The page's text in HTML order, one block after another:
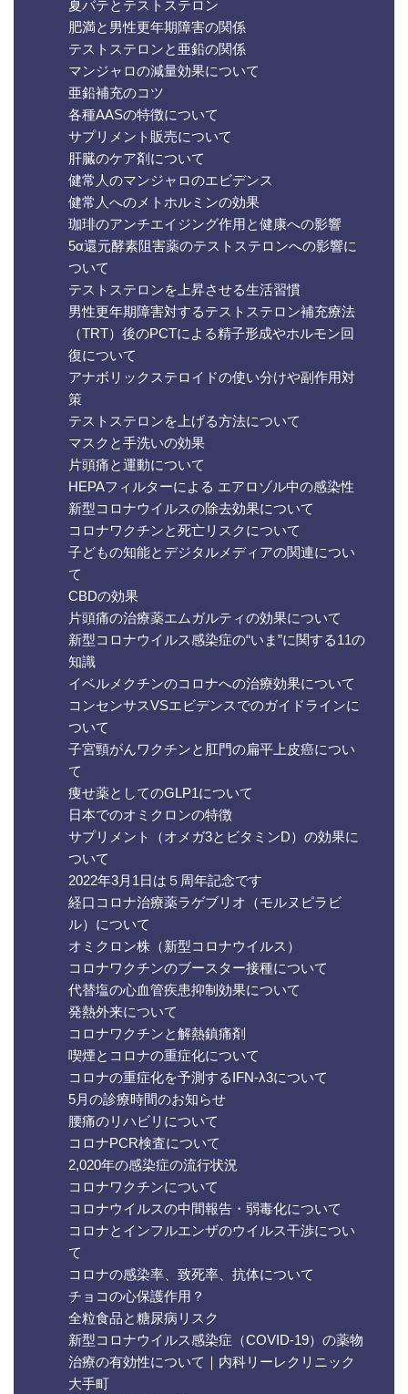
夏バテとテストステロン
肥満と男性更年期障害の関係
テストステロンと亜鉛の関係
マンジャロの減量効果について
亜鉛補充のコツ
各種AASの特徴について
サプリメント販売について
肝臓のケア剤について
健常人のマンジャロのエビデンス
健常人へのメトホルミンの効果
珈琲のアンチエイジング作用と健康への影響
5α還元酵素阻害薬のテストステロンへの影響に
ついて
テストステロンを上昇させる生活習慣
男性更年期障害対するテストステロン補充療法
（TRT）後のPCTによる精子形成やホルモン回
復について
アナボリックステロイドの使い分けや副作用対
策
テストステロンを上げる方法について
マスクと手洗いの効果
片頭痛と運動について
HEPAフィルターによる エアロゾル中の感染性
新型コロナウイルスの除去効果について
コロナワクチンと死亡リスクについて
子どもの知能とデジタルメディアの関連につい
て
CBDの効果
片頭痛の治療薬エムガルティの効果について
新型コロナウイルス感染症の“いま”に関する11の
知識
イベルメクチンのコロナへの治療効果について
コンセンサスVSエビデンスでのガイドラインに
ついて
子宮頸がんワクチンと肛門の扁平上皮癌につい
て
痩せ薬としてのGLP1について
日本でのオミクロンの特徴
サプリメント（オメガ3とビタミンD）の効果に
ついて
2022年3月1日は５周年記念です
経口コロナ治療薬ラゲブリオ（モルヌピラビ
ル）について
オミクロン株（新型コロナウイルス）
コロナワクチンのブースター接種について
代替塩の心血管疾患抑制効果について
発熱外来について
コロナワクチンと解熱鎮痛剤
喫煙とコロナの重症化について
コロナの重症化を予測するIFN-λ3について
5月の診療時間のお知らせ
腰痛のリハビリについて
コロナPCR検査について
2,020年の感染症の流行状況
コロナワクチンについて
コロナウイルスの中間報告・弱毒化について
コロナとインフルエンザのウイルス干渉につい
て
コロナの感染率、致死率、抗体について
チョコの心保護作用？
全粒食品と糖尿病リスク
新型コロナウイルス感染症（COVID-19）の薬物
治療の有効性について｜内科リーレクリニック
大手町